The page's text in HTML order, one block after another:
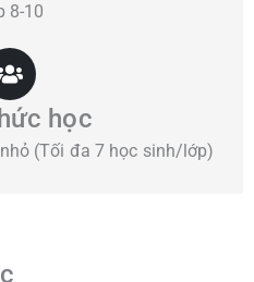
8-10
học
(Tối đa 7 học sinh/lớp)